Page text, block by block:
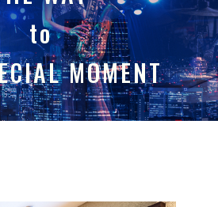
to
MOMENT